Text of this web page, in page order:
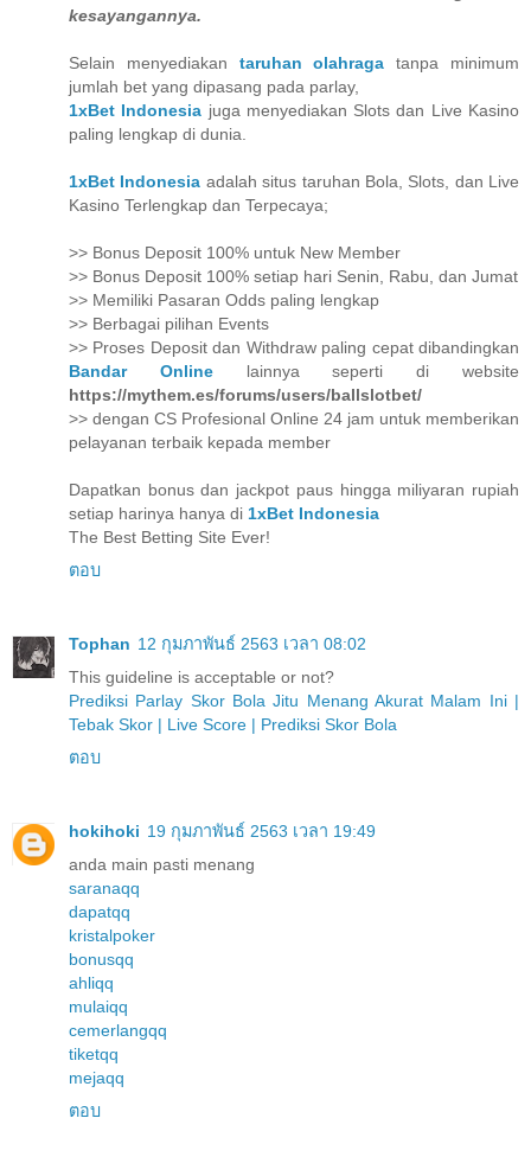
kesayangannya.
Selain menyediakan taruhan olahraga tanpa minimum
jumlah bet yang dipasang pada parlay,
1xBet Indonesia juga menyediakan Slots dan Live Kasino
paling lengkap di dunia.
1xBet Indonesia adalah situs taruhan Bola, Slots, dan Live
Kasino Terlengkap dan Terpecaya;
>> Bonus Deposit 100% untuk New Member
>> Bonus Deposit 100% setiap hari Senin, Rabu, dan Jumat
>> Memiliki Pasaran Odds paling lengkap
>> Berbagai pilihan Events
>> Proses Deposit dan Withdraw paling cepat dibandingkan
Bandar Onlinelainnya seperti di website
https://mythem.es/forums/users/ballslotbet/
>> dengan CS Profesional Online 24 jam untuk memberikan
pelayanan terbaik kepada member
Dapatkan bonus dan jackpot paus hingga miliyaran rupiah
setiap harinya hanya di 1xBet Indonesia
The Best Betting Site Ever!
ตอบ
Tophan 12 กุมภาพันธ์ 2563 เวลา 08:02
This guideline is acceptable or not?
Prediksi Parlay Skor Bola Jitu Menang Akurat Malam Ini |
Tebak Skor | Live Score | Prediksi Skor Bola
ตอบ
hokihoki 19 กุมภาพันธ์ 2563 เวลา 19:49
anda main pasti menang
saranaqq
dapatqq
kristalpoker
bonusqq
ahliqq
mulaiqq
cemerlangqq
tiketqq
mejaqq
ตอบ